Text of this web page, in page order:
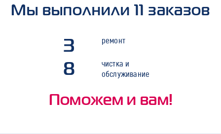
Мы выполнили 11 заказов
3 ремонт
8
чистка и
обслуживание
Поможем и вам!